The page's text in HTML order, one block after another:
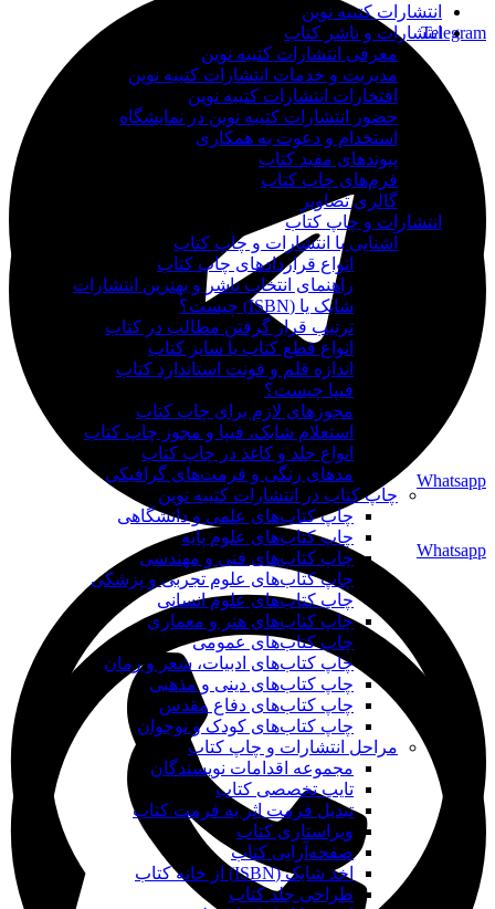
Whatsapp
Telegram
Whatsapp
انتشارات کتیبه نوین
انتشارات و ناشر کتاب
معرفی انتشارات کتیبه نوین
مدیریت و خدمات انتشارات کتیبه نوین
افتخارات انتشارات کتیبه نوین
حضور انتشارات کتیبه نوین در نمایشگاه‌
استخدام و دعوت به همکاری
پیوندهای مفید کتاب
فرم‌های چاپ کتاب
گالری تصاویر
انتشارات و چاپ کتاب
آشنایی با انتشارات و چاپ کتاب
انواع قراردادهای چاپ کتاب
راهنمای انتخاب ناشر و بهترین انتشارات
شابک یا (ISBN) چیست؟
ترتیب قرار گرفتن مطالب در کتاب
انواع قطع کتاب یا سایز کتاب
اندازه قلم و فونت استاندارد کتاب
فیپا چیست؟
مجوزهای لازم برای چاپ کتاب
استعلام شابک، فیپا و مجوز چاپ کتاب
انواع جلد و کاغذ در چاپ کتاب
مدهای رنگی و فرمت‌های گرافیکی
چاپ کتاب در انتشارات کتیبه نوین
چاپ کتاب‌های علمی و دانشگاهی
چاپ کتاب‌های علوم پایه
چاپ کتاب‌های فنی و مهندسی
چاپ کتاب‌های علوم تجربی و پزشکی
چاپ کتاب‌های علوم انسانی
چاپ کتاب‌های هنر و معماری
چاپ کتاب‌های عمومی
چاپ کتاب‌های ادبیات، شعر و رمان
چاپ کتاب‌های دینی و مذهبی
چاپ کتاب‌های دفاع مقدس
چاپ کتاب‌های کودک و نوجوان
مراحل انتشارات و چاپ کتاب
مجموعه اقدامات نویسندگان
تایپ تخصصی کتاب
تبدیل فرمت اثر به فرمت کتاب
ویراستاری کتاب
صفحه‌آرایی کتاب
اخذ شابک (ISBN) از خانه کتاب
طراحی جلد کتاب